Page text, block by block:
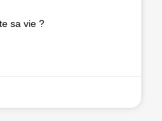
sa vie ?